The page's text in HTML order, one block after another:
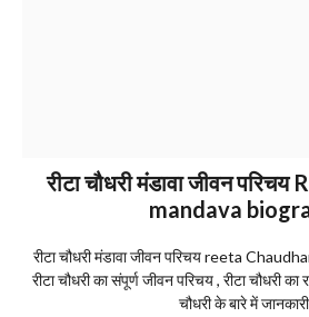
रीटा चौधरी मंडावा जीवन
mandava
रीटा चौधरी मंडावा जीवन परिचय reeta
रीटा चौधरी का संपूर्ण जीवन परिचय , रीटा चौधरी
चौधरी के बारे में